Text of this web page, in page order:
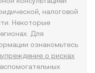
налоговой
Некоторые
Для
ознакомьтесь
о рисках